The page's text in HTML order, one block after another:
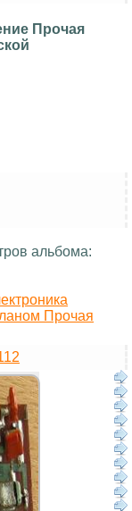
Прочая
альбома:
Прочая